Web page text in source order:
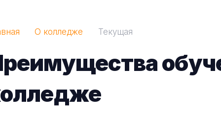
О колледже Текущая